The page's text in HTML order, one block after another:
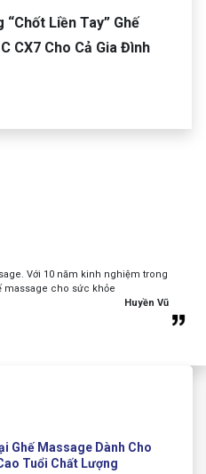
Liền Tay” Ghế
CX7 Cho Cả Gia Đình
Với 10 năm kinh nghiệm trong
massage cho sức khỏe
Huyền Vũ
Ghế Massage Dành Cho
Tuổi Chất Lượng